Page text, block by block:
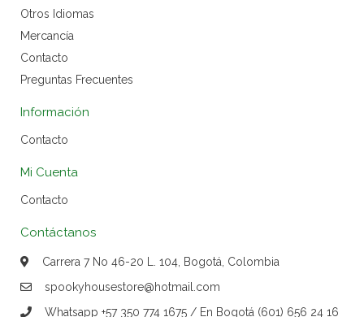
Otros Idiomas
Mercancía
Contacto
Preguntas Frecuentes
Información
Contacto
Mi Cuenta
Contacto
Contáctanos
Carrera 7 No 46-20 L. 104, Bogotá, Colombia
spookyhousestore@hotmail.com
Whatsapp +57 350 774 1675 / En Bogotá (601) 656 24 16